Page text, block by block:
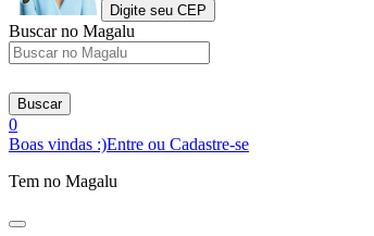
Digite seu CEP
Buscar no Magalu
Buscar
0
Boas vindas :)Entre ou Cadastre-se
Tem no Magalu